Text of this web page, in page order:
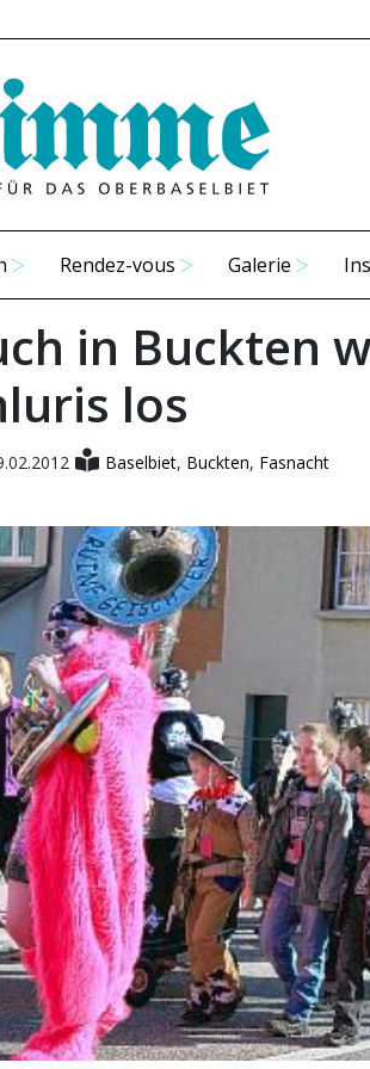
Rendez-vous Galerie
in Buckten
los
Baselbiet, Buckten, Fasnacht